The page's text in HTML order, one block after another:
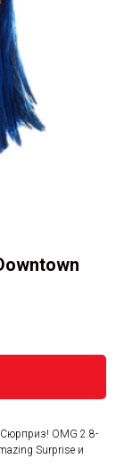
OMG 2.8-
Surprise и